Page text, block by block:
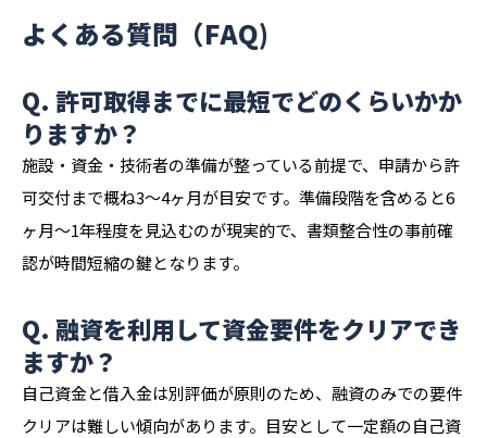
よくある質問（FAQ)
Q. 許可取得までに最短でどのくらいかか
りますか？
施設・資金・技術者の準備が整っている前提で、申請から許
可交付まで概ね3〜4ヶ月が目安です。準備段階を含めると6
ヶ月〜1年程度を見込むのが現実的で、書類整合性の事前確
認が時間短縮の鍵となります。
Q. 融資を利用して資金要件をクリアでき
ますか？
自己資金と借入金は別評価が原則のため、融資のみでの要件
クリアは難しい傾向があります。目安として一定額の自己資